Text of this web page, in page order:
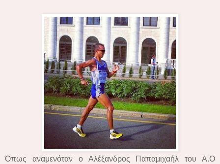
Όπως αναμενόταν ο Αλέξανδρος Παπαμιχαήλ του Α.Ο